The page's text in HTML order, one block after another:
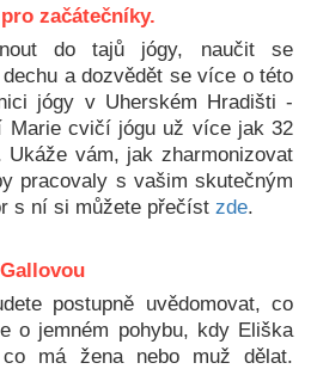
začátečníky.
do tajů jógy, naučit se
a dozvědět se více o této
jógy v Uherském Hradišti -
Marie cvičí jógu už více jak 32
vám, jak zharmonizovat
pracovaly s vašim skutečným
s ní si můžete přečíst zde.
postupně uvědomovat, co
o jemném pohybu, kdy Eliška
co má žena nebo muž dělat.